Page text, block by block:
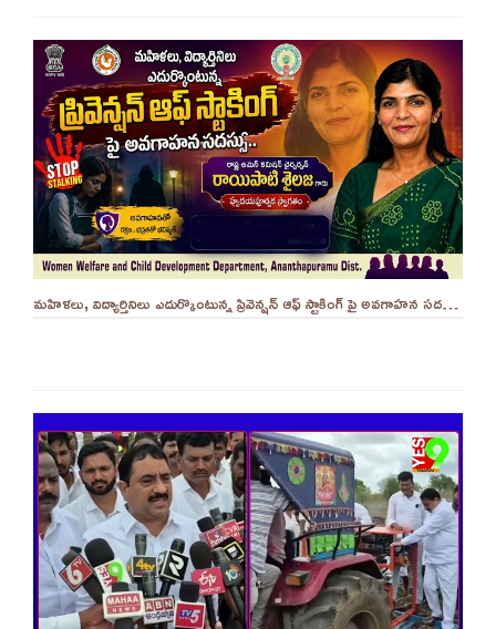
మహిళలు, విద్యార్తినిలు ఎదుర్కొంటున్న ప్రివెన్షన్ ఆఫ్ స్టాకింగ్ పై అవగాహన సదస్సు.. - ||YES 9TV